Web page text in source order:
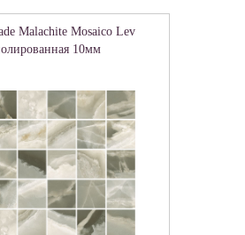
Malachite Mosaico Lev
10мм